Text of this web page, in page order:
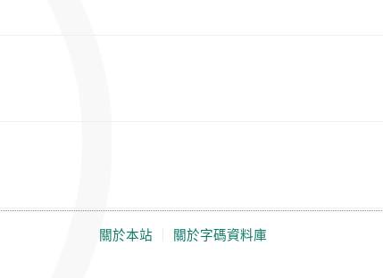
關於本站 關於字碼資料庫